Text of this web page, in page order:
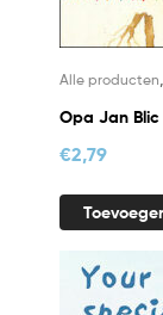
Alle producten
Opa Jan
€2,79